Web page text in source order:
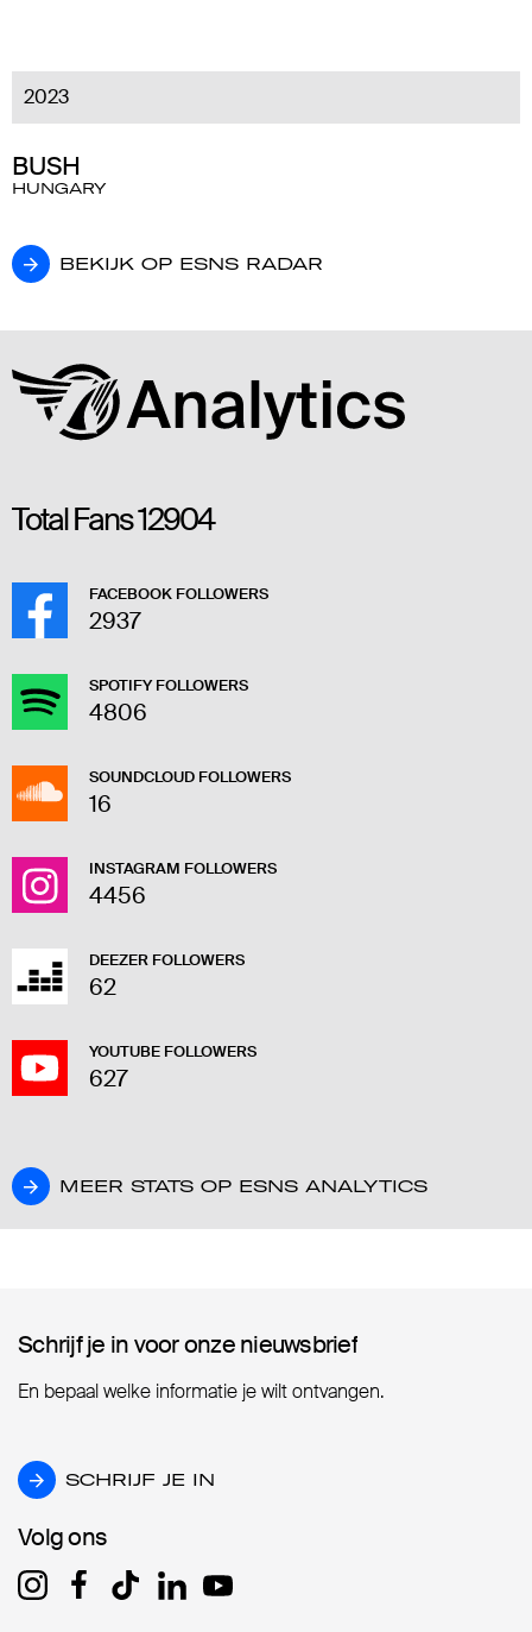
2023
BUSH
HUNGARY
BEKIJK OP ESNS RADAR
BEKIJK OP ESNS RADAR
Total Fans12904
FACEBOOK FOLLOWERS
2937
SPOTIFY FOLLOWERS
4806
SOUNDCLOUD FOLLOWERS
16
INSTAGRAM FOLLOWERS
4456
DEEZER FOLLOWERS
62
YOUTUBE FOLLOWERS
627
MEER STATS OP ESNS ANALYTICS
MEER STATS OP ESNS ANALYTICS
Schrijf je in voor onze nieuwsbrief
Schrijf je in voor onze nieuwsbrief
En bepaal welke informatie je wilt ontvangen.
SCHRIJF JE IN
SCHRIJF JE IN
Volg ons
Volg ons